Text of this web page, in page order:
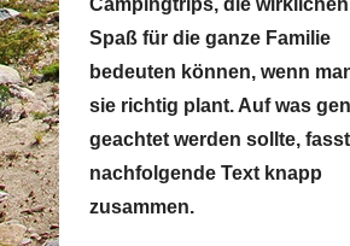
Campingtrips, die wirklichen
Spaß für die ganze Familie
bedeuten können, wenn
sie richtig plant. Auf was
geachtet werden sollte,
nachfolgende Text knapp
zusammen.